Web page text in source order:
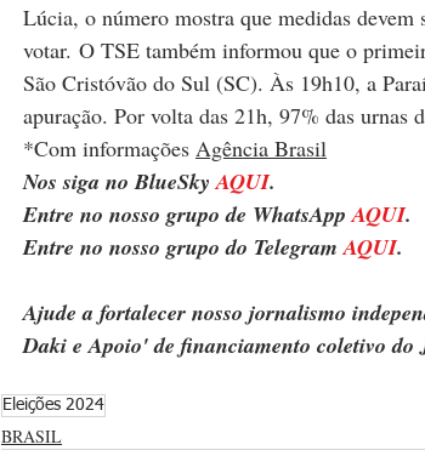
Lúcia, o número mostra que medidas
votar. O TSE também informou que o
São Cristóvão do Sul (SC). Às 19h10, a
apuração. Por volta das 21h, 97% das urnas
*Com informações Agência Brasil
Nos siga no BlueSky AQUI.
Entre no nosso grupo de WhatsApp AQUI.
Entre no nosso grupo do Telegram AQUI.
Ajude a fortalecer nosso jornalismo
Daki e Apoio' de financiamento coletivo
Eleições 2024
BRASIL